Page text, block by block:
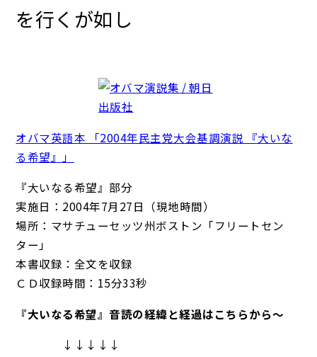
を行くが如し
オバマ英語本 「2004年民主党大会基調演説 『大いな
る希望』」
『大いなる希望』部分
実施日：2004年7月27日（現地時間）
場所：マサチューセッツ州ボストン「フリートセン
ター」
本書収録：全文を収録
ＣＤ収録時間：15分33秒
『大いなる希望』音読の経緯と経過はこちらから～
↓↓↓↓↓